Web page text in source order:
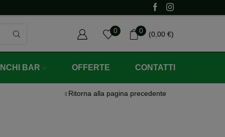
Un regalo con un ordine minimo di 60€
0 0 (0,00 €)
BAR OFFERTE CONTATTI
Ritorna alla pagina precedente